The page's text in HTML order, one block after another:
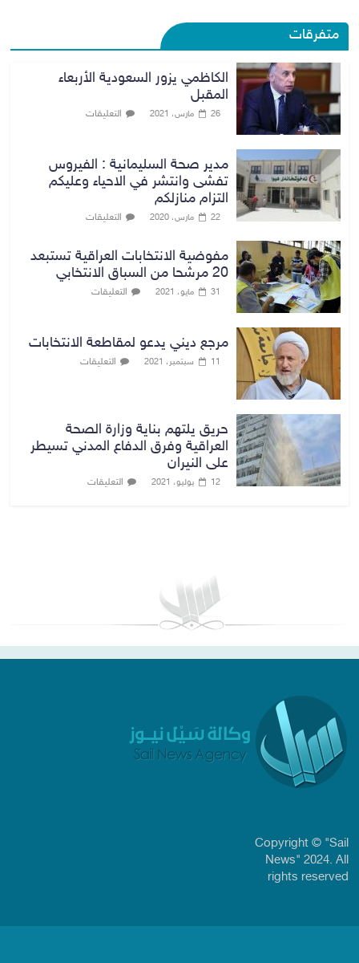
متفرقات
الكاظمي يزور السعودية الأربعاء
المقبل
26 مارس، 2021 التعليقات
مدير صحة السليمانية : الفيروس
تفشى وانتشر في الاحياء وعليكم
التزام منازلكم
22 مارس، 2020 التعليقات
مفوضية الانتخابات العراقية تستبعد
20 مرشحا من السباق الانتخابي
31 مايو، 2021 التعليقات
مرجع ديني يدعو لمقاطعة الانتخابات
11 سبتمبر، 2021 التعليقات
حريق يلتهم بناية وزارة الصحة
العراقية وفرق الدفاع المدني تسيطر
على النيران
12 يوليو، 2021 التعليقات
Copyright © "Sail
News" 2024. All
rights reserved